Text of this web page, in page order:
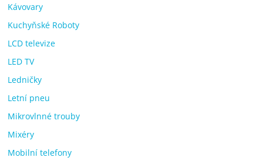
Kávovary
Kuchyňské Roboty
LCD televize
LED TV
Ledničky
Letní pneu
Mikrovlnné trouby
Mixéry
Mobilní telefony